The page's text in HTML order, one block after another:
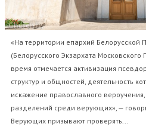
«На территории епархий Белорусской
(Белорусского Экзархата
время отмечается активизация
структур и общностей, деятельность
искажение православного
разделений среди верующих», —
Верующих призывают проверять...